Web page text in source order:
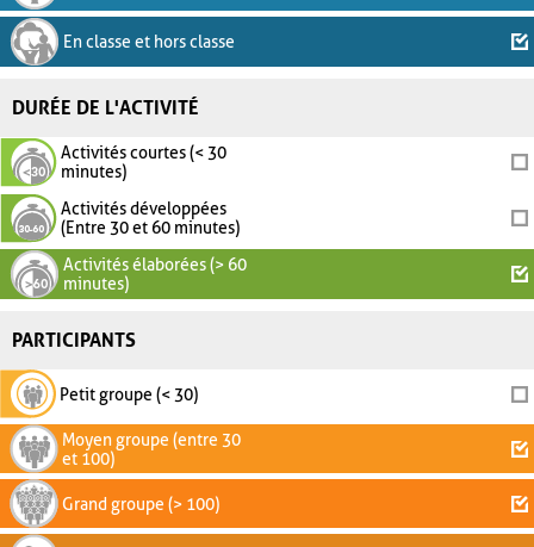
En classe et hors classe
DURÉE DE L'ACTIVITÉ
Activités courtes (< 30
minutes)
Activités développées
(Entre 30 et 60 minutes)
Activités élaborées (> 60
minutes)
PARTICIPANTS
Petit groupe (< 30)
Moyen groupe (entre 30
et 100)
Grand groupe (> 100)